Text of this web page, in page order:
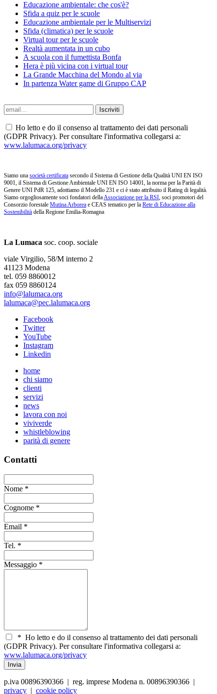
Educazione ambientale: che cos'è?
Sfida a quiz per le scuole
Educazione ambientale per le Multiservizi
Sfida (climatica) per le scuole
Virtual tour per le scuole
Realtà aumentata in un cubo
A scuola con il fumettista Bonfa
Hera è più vicina con i virtual tour
La Grande Macchina del Mondo al via
In partenza Water game di Gruppo CAP
Ho letto e do il consenso al trattamento dei dati personali
(GDPR Privacy). Per consultare l'informativa collegarsi a:
www.lalumaca.org/privacy
Siamo una società certificata secondo il Sistema di Gestione della Qualità UNI EN ISO
9001, il Sistema di Gestione Ambientale UNI EN ISO 14001, la norma per la Parità di
Genere UNI PdR 125, adottiamo il Modello 231 e ci è stato attribuito il Rating di legalità.
Siamo orgogliosamente soci fondatori dellaAssociazione per la RSI, soci promotori del
Consorzio forestale Mutina Arborea e CEAS tematico per la Rete di Educazione alla
Sostenibilità della Regione Emilia-Romagna
La Lumaca soc. coop. sociale
viale Virgilio, 58/M interno 2
41123 Modena
tel. 059 8860012
fax 059 8860124
info@lalumaca.org
lalumaca@pec.lalumaca.org
Facebook
Twitter
YouTube
Instagram
Linkedin
home
chi siamo
clienti
servizi
news
lavora con noi
viviverde
whistleblowing
parità di genere
Contatti
Nome *
Cognome *
Email *
Tel. *
Messaggio *
* Ho letto e do il consenso al trattamento dei dati personali
(GDPR Privacy). Per consultare l'informativa collegarsi a:
www.lalumaca.org/privacy
p.iva 00896390366 | reg. imprese Modena n. 00896390366 |
privacy | cookie policy